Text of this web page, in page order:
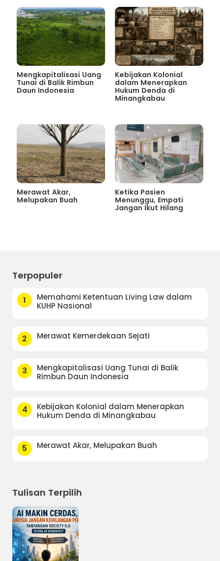
Mengkapitalisasi Uang
Tunai di Balik Rimbun
Daun Indonesia
Kebijakan Kolonial
dalam Menerapkan
Hukum Denda di
Minangkabau
Merawat Akar,
Melupakan Buah
Ketika Pasien
Menunggu, Empati
Jangan Ikut Hilang
Terpopuler
1
Memahami Ketentuan Living Law dalam
KUHP Nasional
2 Merawat Kemerdekaan Sejati
3
Mengkapitalisasi Uang Tunai di Balik
Rimbun Daun Indonesia
4
Kebijakan Kolonial dalam Menerapkan
Hukum Denda di Minangkabau
5 Merawat Akar, Melupakan Buah
Tulisan Terpilih